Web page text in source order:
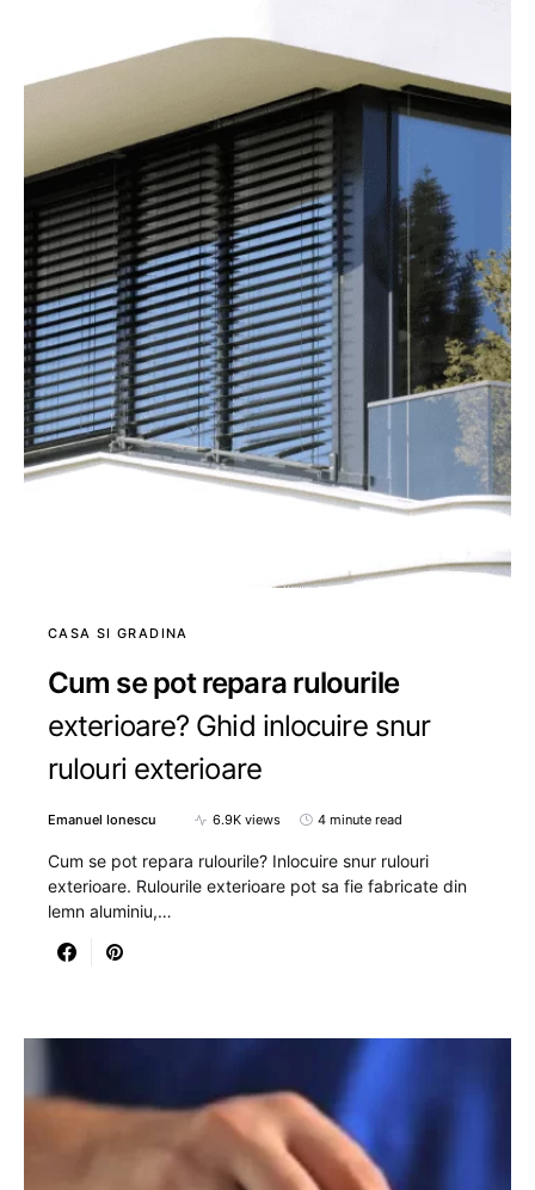
CASA SI GRADINA
Cum se pot repara rulourile
exterioare? Ghid inlocuire snur
rulouri exterioare
Emanuel Ionescu 6.9K views 4 minute read
Cum se pot repara rulourile? Inlocuire snur rulouri
exterioare. Rulourile exterioare pot sa fie fabricate din
lemn aluminiu,…